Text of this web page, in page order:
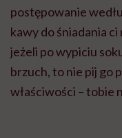
postępowanie
kawy do śniadania
jeżeli po wypiciu
brzuch, to nie pij go
właściwości – tobie